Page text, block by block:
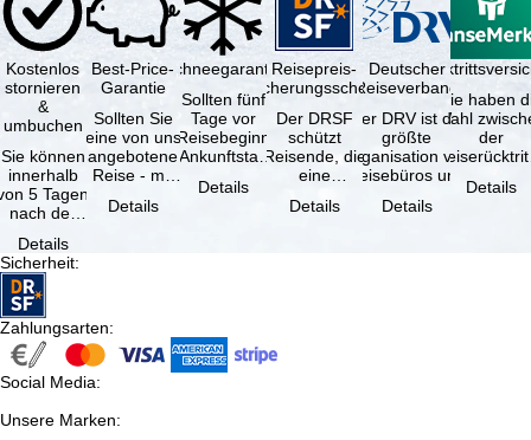
Kostenlos
stornieren
&
umbuchen
Sie können
innerhalb
5 Tagen
nach der
kostenfrei
…
Details
Best-Price-
Garantie
Sollten Sie
eine von uns
angebotene
Reise - mit
Leistung und
Details
Schneegarantie
Sollten fünf
Tage vor
Reisebeginn
(Ankunftstag)
aufgrund von
Schneemangel
Details
Reisepreis-
Sicherungsschein
Der DRSF
schützt
Reisende, die
eine
oder
Details
Deutscher
Reiseverband
Der DRV ist die
größte
Organisation von
Reisebüros und
Reiseveranstaltern
in …
Details
Sie haben
Wahl
der
(inklusive
Details
Sicherheit:
Zahlungsarten:
Social Media:
Unsere Marken: